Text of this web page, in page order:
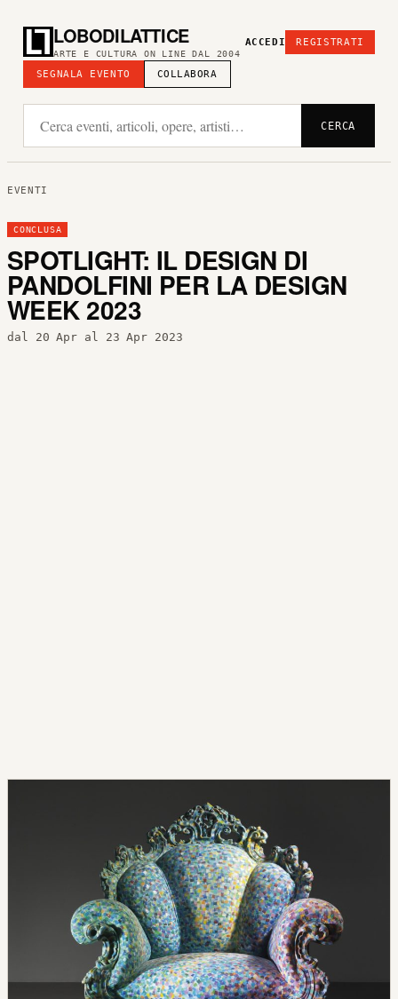
LOBODILATTICE
ARTE E CULTURA ON LINE DAL 2004
SEGNALA EVENTO COLLABORA
ACCEDI REGISTRATI
CERCA
EVENTI
CONCLUSA
SPOTLIGHT: IL DESIGN DI
PANDOLFINI PER LA DESIGN
WEEK 2023
dal 20 Apr al 23 Apr 2023